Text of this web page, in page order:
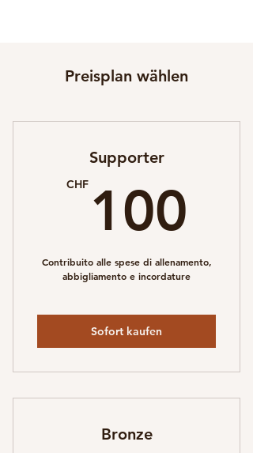
Preisplan wählen
Supporter
CHF 100
Contribuito alle spese di allenamento,
abbigliamento e incordature
Sofort kaufen
Bronze